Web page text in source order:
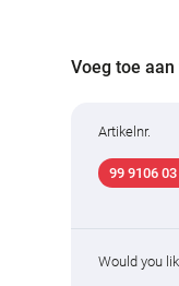
Voeg toe
Artikelnr.
99 9106
Would you